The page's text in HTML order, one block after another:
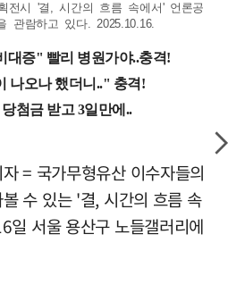
전시 '결, 시간의 흐름 속에서' 언론공
관람하고 있다. 2025.10.16.
= 국가무형유산 이수자들의
수 있는 '결, 시간의 흐름 속
일 서울 용산구 노들갤러리에